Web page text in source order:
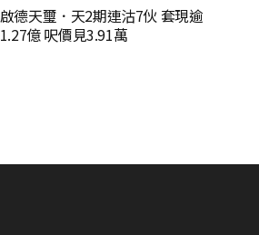
啟德天璽．天2期連沽7伙 套現逾
1.27億 呎價見3.91萬